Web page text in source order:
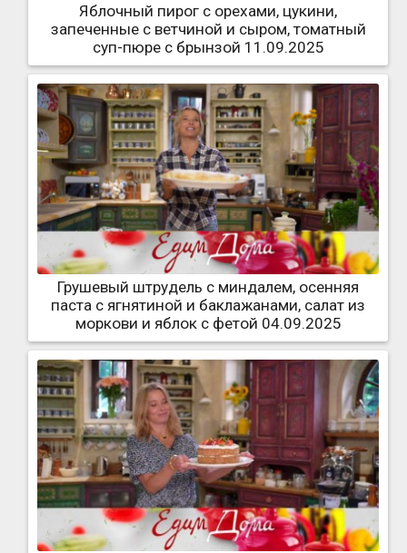
Яблочный пирог с орехами, цукини,
запеченные с ветчиной и сыром, томатный
суп-пюре с брынзой 11.09.2025
Грушевый штрудель с миндалем, осенняя
паста с ягнятиной и баклажанами, салат из
моркови и яблок с фетой 04.09.2025